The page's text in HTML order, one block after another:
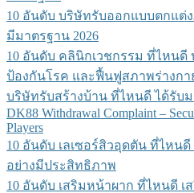
10 อันดับ บริษัทรับออกแบบตกแต่
มีมาตรฐาน 2026
10 อันดับ คลินิกเวชกรรม ที่ไหนดี
ป้องกันโรค และฟื้นฟูสภาพร่างกา
บริษัทรับสร้างบ้าน ที่ไหนดี ได้รับม
DK88 Withdrawal Complaint –
Players
10 อันดับ เลเซอร์สิวอุดตัน ที่ไหน
อย่างมีประสิทธิภาพ
10 อันดับ เสริมหน้าผาก ที่ไหนดี เ